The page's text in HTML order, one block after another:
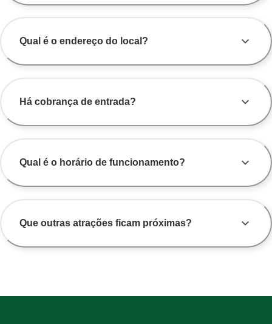
Qual é o endereço do local?
Há cobrança de entrada?
Qual é o horário de funcionamento?
Que outras atrações ficam próximas?